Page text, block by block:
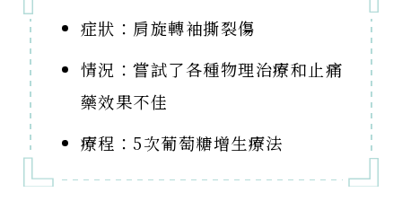
症狀：肩旋轉袖撕裂傷
情況：嘗試了各種物理治療和止痛
藥效果不佳
療程：5次葡萄糖增生療法